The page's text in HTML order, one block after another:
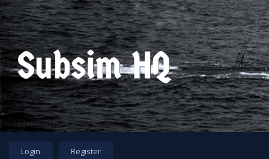
Login Register